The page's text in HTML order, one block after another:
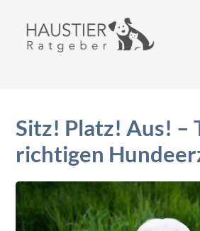
Inhalt
springen
Sitz! Platz! Aus! –
richtigen